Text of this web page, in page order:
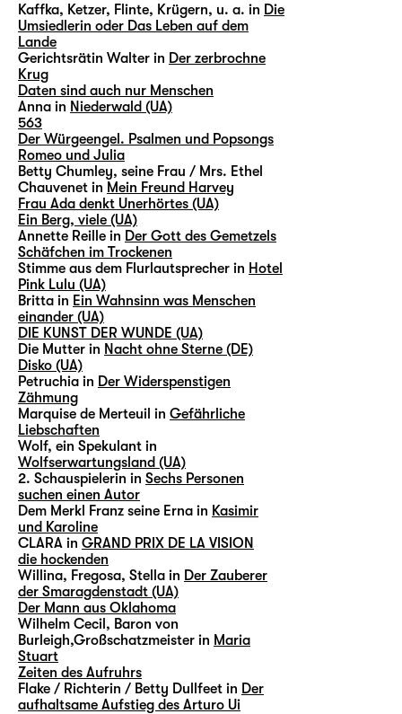
Kaffka, Ketzer, Flinte, Krügern, u. a. in Die
Umsiedlerin oder Das Leben auf dem
Lande
Gerichtsrätin Walter in Der zerbrochne
Krug
Daten sind auch nur Menschen
Anna in Niederwald (UA)
563
Der Würgeengel. Psalmen und Popsongs
Romeo und Julia
Betty Chumley, seine Frau / Mrs. Ethel
Chauvenet in Mein Freund Harvey
Frau Ada denkt Unerhörtes (UA)
Ein Berg, viele (UA)
Annette Reille in Der Gott des Gemetzels
Schäfchen im Trockenen
Stimme aus dem Flurlautsprecher in Hotel
Pink Lulu (UA)
Britta in Ein Wahnsinn was Menschen
einander (UA)
DIE KUNST DER WUNDE (UA)
Die Mutter in Nacht ohne Sterne (DE)
Disko (UA)
Petruchia in Der Widerspenstigen
Zähmung
Marquise de Merteuil in Gefährliche
Liebschaften
Wolf, ein Spekulant in
Wolfserwartungsland (UA)
2. Schauspielerin in Sechs Personen
suchen einen Autor
Dem Merkl Franz seine Erna in Kasimir
und Karoline
CLARA in GRAND PRIX DE LA VISION
die hockenden
Willina, Fregosa, Stella in Der Zauberer
der Smaragdenstadt (UA)
Der Mann aus Oklahoma
Wilhelm Cecil, Baron von
Burleigh,Großschatzmeister in Maria
Stuart
Zeiten des Aufruhrs
Flake / Richterin / Betty Dullfeet in Der
aufhaltsame Aufstieg des Arturo Ui